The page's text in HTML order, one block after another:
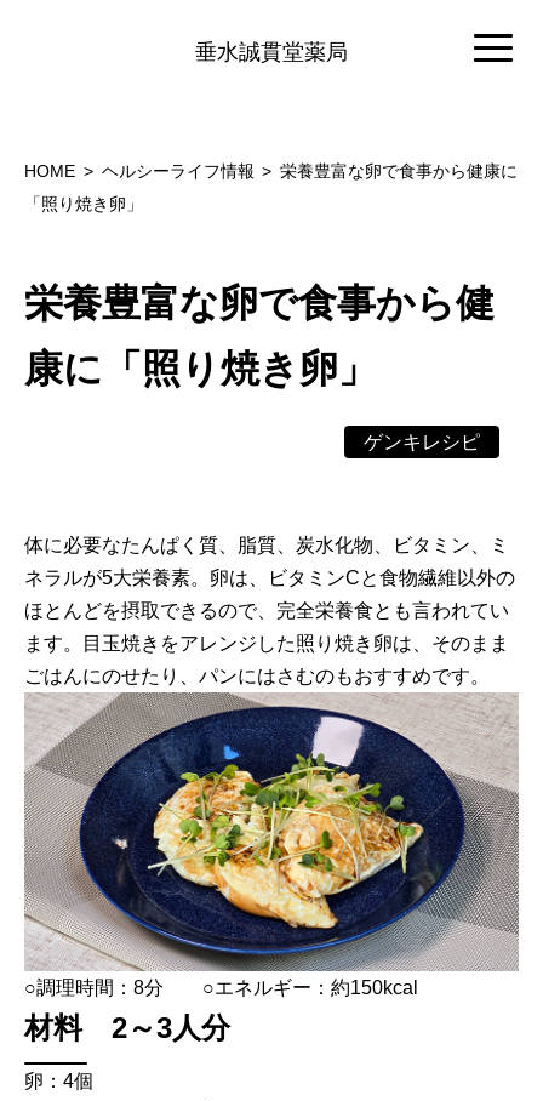
垂水誠貫堂薬局
HOME ヘルシーライフ情報
栄養豊富な卵で食事から健康に
「照り焼き卵」
栄養豊富な卵で食事から健
康に「照り焼き卵」
ゲンキレシピ
体に必要なたんぱく質、脂質、炭水化物、ビタミン、ミ
ネラルが5大栄養素。卵は、ビタミンCと食物繊維以外の
ほとんどを摂取できるので、完全栄養食とも言われてい
ます。目玉焼きをアレンジした照り焼き卵は、そのまま
ごはんにのせたり、パンにはさむのもおすすめです。
○調理時間：8分 ○エネルギー：約150kcal
材料 2～3人分
卵：4個